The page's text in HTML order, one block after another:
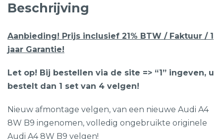
Beschrijving
Aanbieding! Prijs inclusief 21% BTW / Faktuur / 1
jaar Garantie!
Let op! Bij bestellen via de site => “1” ingeven, u
bestelt dan 1 set van 4 velgen!
Nieuw afmontage velgen, van een nieuwe Audi A4
8W B9 ingenomen, volledig ongebruikte originele
Audi A4 8W B9 velgen!